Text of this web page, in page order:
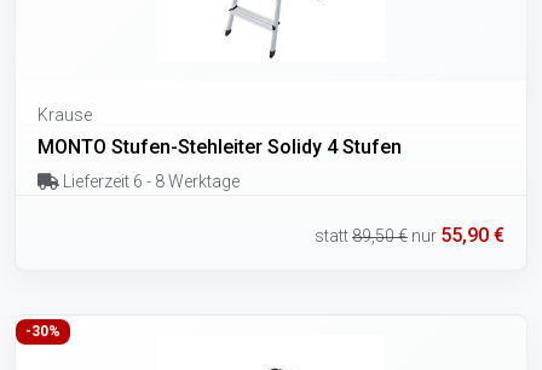
Krause
MONTO Stufen-Stehleiter Solidy 4 Stufen
Lieferzeit 6 - 8 Werktage
statt89,50 € nur 55,90 €
-30%